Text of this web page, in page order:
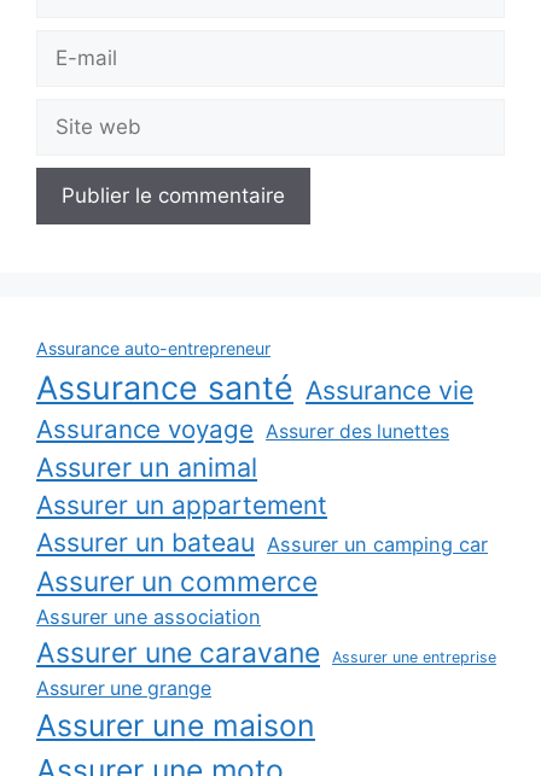
mail
web
Assurance auto-entrepreneur
Assurance santé Assurance vie
Assurance voyage Assurer des lunettes
Assurer un animal
Assurer un appartement
Assurer un bateau Assurer un camping car
Assurer un commerce
Assurer une association
Assurer une caravane Assurer une entreprise
Assurer une grange
Assurer une maison